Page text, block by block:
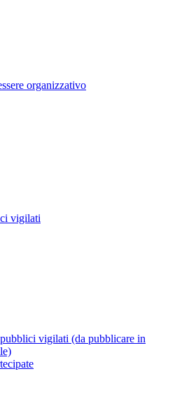
organizzativo
vigilati
vigilati (da pubblicare in